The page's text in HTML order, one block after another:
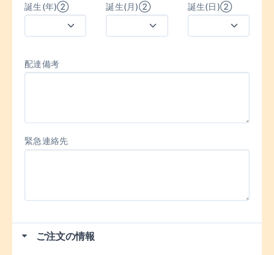
誕生(年)② 誕生(月)② 誕生(日)②
配達備考
緊急連絡先
ご注文の情報